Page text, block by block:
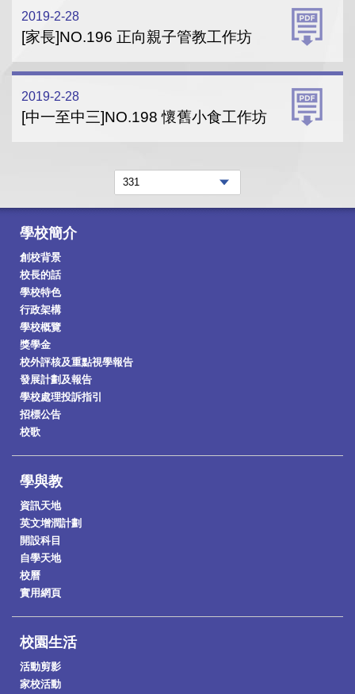
2019-2-28
[家長]NO.196 正向親子管教工作坊
2019-2-28
[中一至中三]NO.198 懷舊小食工作坊
學校簡介
創校背景
校長的話
學校特色
行政架構
學校概覽
獎學金
校外評核及重點視學報告
發展計劃及報告
學校處理投訴指引
招標公告
校歌
學與教
資訊天地
英文增潤計劃
開設科目
自學天地
校曆
實用網頁
校園生活
活動剪影
家校活動